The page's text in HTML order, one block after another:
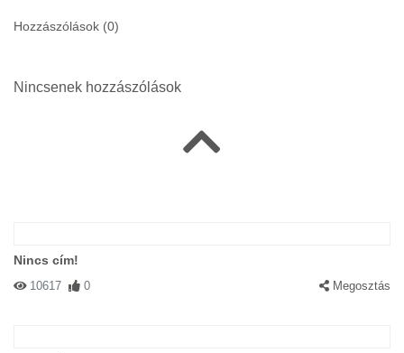
Hozzászólások (0)
Nincsenek hozzászólások
Nincs cím!
10617 0 Megosztás